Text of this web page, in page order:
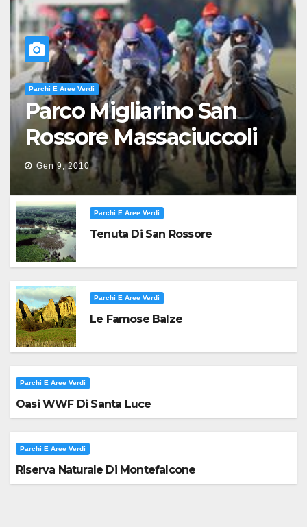
Parchi E Aree Verdi
Parco Migliarino San
Rossore Massaciuccoli
Gen 9, 2010
Parchi E Aree Verdi
Tenuta Di San Rossore
Parchi E Aree Verdi
Le Famose Balze
Parchi E Aree Verdi
Oasi WWF Di Santa Luce
Parchi E Aree Verdi
Riserva Naturale Di Montefalcone